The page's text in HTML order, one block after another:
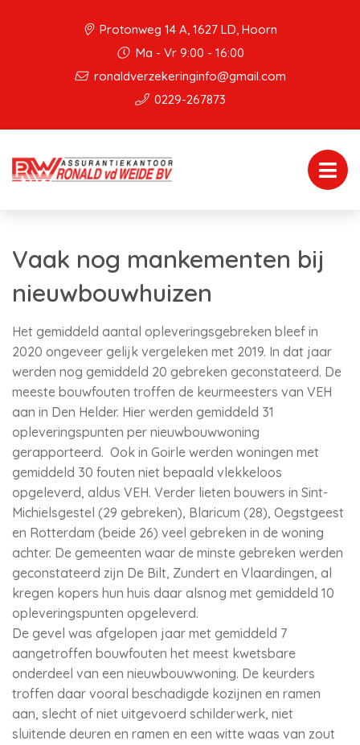
Protonweg 14 A, 1627 LD, Hoorn
Ma - Vr 9:00 - 16:00
ronaldverzekeringinfo@gmail.com
0229-267873
Vaak nog mankementen bij
nieuwbouwhuizen
Het gemiddeld aantal opleveringsgebreken bleef in
2020 ongeveer gelijk vergeleken met 2019. In dat jaar
werden nog gemiddeld 20 gebreken geconstateerd. De
meeste bouwfouten troffen de keurmeesters van VEH
aan in Den Helder. Hier werden gemiddeld 31
opleveringspunten per nieuwbouwwoning
gerapporteerd. Ook in Goirle werden woningen met
gemiddeld 30 fouten niet bepaald vlekkeloos
opgeleverd, aldus VEH. Verder lieten bouwers in Sint-
Michielsgestel (29 gebreken), Blaricum (28), Oegstgeest
en Rotterdam (beide 26) veel gebreken in de woning
achter. De gemeenten waar de minste gebreken werden
geconstateerd zijn De Bilt, Zundert en Vlaardingen, al
kregen kopers hun huis daar alsnog met gemiddeld 10
opleveringspunten opgeleverd.
De gevel was afgelopen jaar met gemiddeld 7
aangetroffen bouwfouten het meest kwetsbare
onderdeel van een nieuwbouwwoning. De keurders
troffen daar vooral beschadigde kozijnen en ramen
aan, slecht of niet uitgevoerd schilderwerk, niet
sluitende deuren en ramen en een witte waas van zout